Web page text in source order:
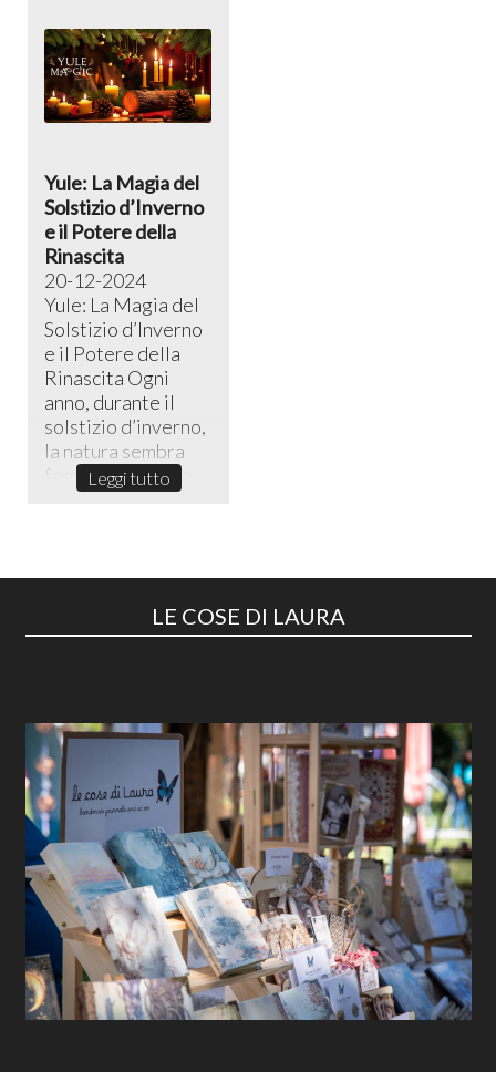
Yule: La Magia del
Solstizio d’Inverno
e il Potere della
Rinascita
20-12-2024
Yule: La Magia del
Solstizio d’Inverno
e il Potere della
Rinascita ​Ogni
anno, durante il
solstizio d’inverno,
la natura sembra
fermarsi in un sile...
Leggi tutto
LE COSE DI LAURA